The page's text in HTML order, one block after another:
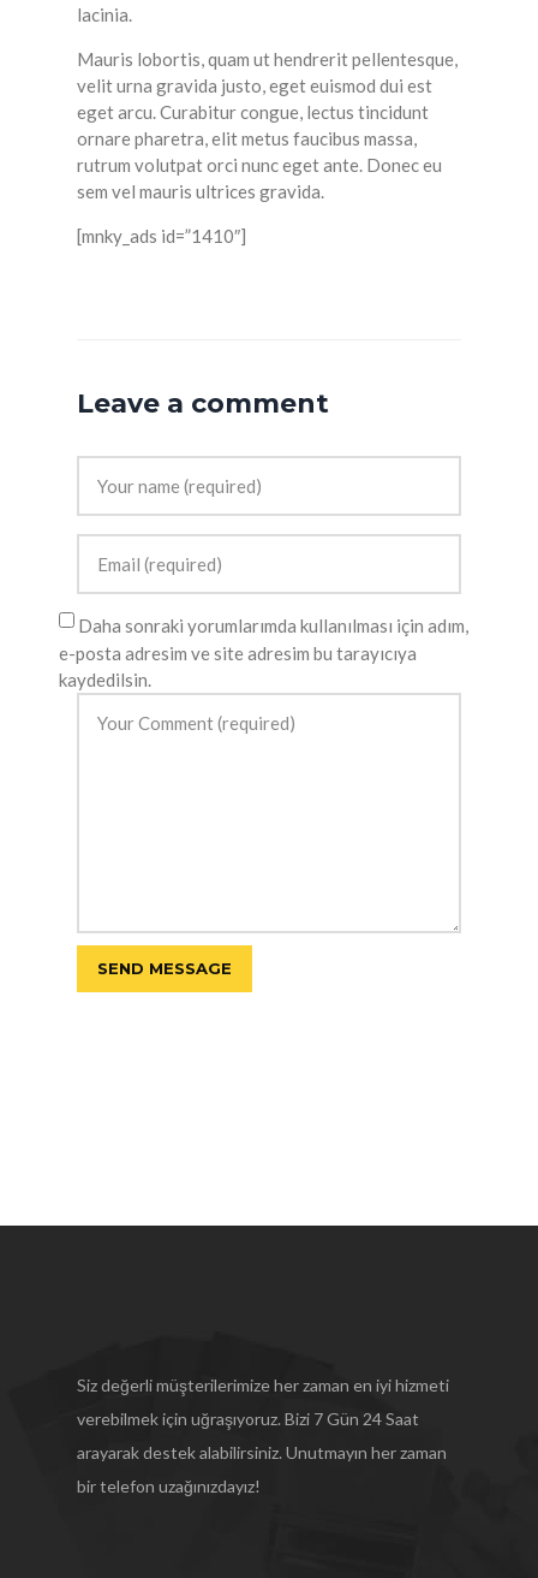
lacinia.
Mauris lobortis, quam ut hendrerit pellentesque,
velit urna gravida justo, eget euismod dui est
eget arcu. Curabitur congue, lectus tincidunt
ornare pharetra, elit metus faucibus massa,
rutrum volutpat orci nunc eget ante. Donec eu
sem vel mauris ultrices gravida.
[mnky_ads id=”1410″]
Leave a comment
Daha sonraki yorumlarımda kullanılması için adım,
e-posta adresim ve site adresim bu tarayıcıya
kaydedilsin.
Siz değerli müşterilerimize her zaman en iyi hizmeti
verebilmek için uğraşıyoruz. Bizi 7 Gün 24 Saat
arayarak destek alabilirsiniz. Unutmayın her zaman
bir telefon uzağınızdayız!